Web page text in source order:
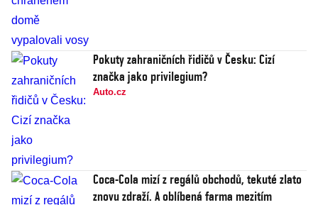
Pokuty zahraničních řidičů v Česku: Cizí
značka jako privilegium?
Auto.cz
Coca-Cola mizí z regálů obchodů, tekuté zlato
znovu zdraží. A oblíbená farma mezitím